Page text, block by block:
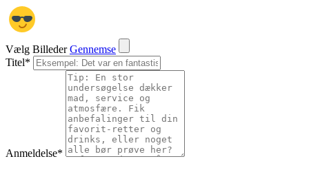
Vælg Billeder Gennemse
Titel*
Anmeldelse*